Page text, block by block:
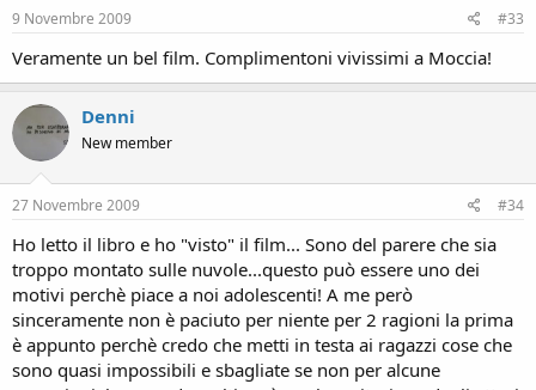
9 Novembre 2009 #33
Veramente un bel film. Complimentoni vivissimi a Moccia!
Denni
New member
27 Novembre 2009 #34
Ho letto il libro e ho "visto" il film... Sono del parere che sia
troppo montato sulle nuvole...questo può essere uno dei
motivi perchè piace a noi adolescenti! A me però
sinceramente non è paciuto per niente per 2 ragioni la prima
è appunto perchè credo che metti in testa ai ragazzi cose che
sono quasi impossibili e sbagliate se non per alcune